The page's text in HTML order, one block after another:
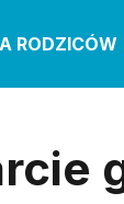
RODZICÓW